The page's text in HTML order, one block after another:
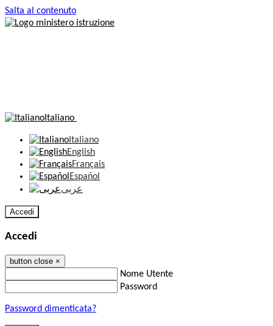
Salta al contenuto
Italiano
Italiano
English
Français
Español
عربى
Accedi
Accedi
button close ×
Nome Utente
Password
Password dimenticata?